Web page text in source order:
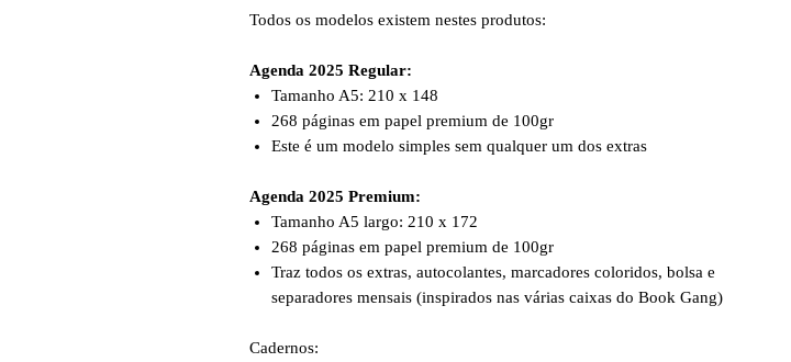
Todos os modelos existem nestes produtos:
Agenda 2025 Regular:
Tamanho A5: 210 x 148
268 páginas em papel premium de 100gr
Este é um modelo simples sem qualquer um dos extras
Agenda 2025 Premium:
Tamanho A5 largo: 210 x 172
268 páginas em papel premium de 100gr
Traz todos os extras, autocolantes, marcadores coloridos, bolsa e
separadores mensais (inspirados nas várias caixas do Book Gang)
Cadernos: